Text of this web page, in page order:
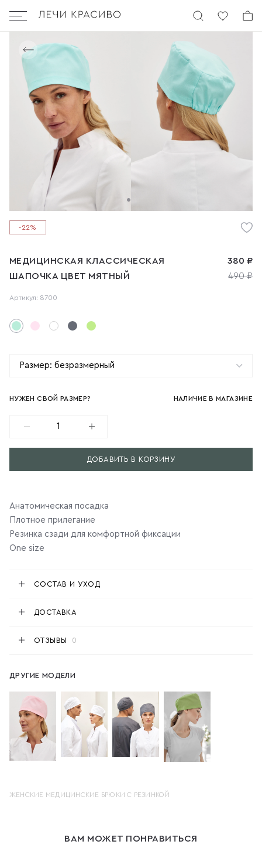
Бургер
в каталог
-22%
МЕДИЦИНСКАЯ КЛАССИЧЕСКАЯ
ШАПОЧКА ЦВЕТ МЯТНЫЙ
380 ₽
490 ₽
Артикул: 8700
Размер: безразмерный
НУЖЕН СВОЙ РАЗМЕР? НАЛИЧИЕ В МАГАЗИНЕ
Плюс
ДОБАВИТЬ В КОРЗИНУ
Анатомическая посадка
Плотное прилегание
Резинка сзади для комфортной фиксации
One size
СОСТАВ И УХОД
ДОСТАВКА
ОТЗЫВЫ 0
ДРУГИЕ МОДЕЛИ
ЖЕНСКИЕ МЕДИЦИНСКИЕ БРЮКИ С РЕЗИНКОЙ
ВАМ МОЖЕТ ПОНРАВИТЬСЯ